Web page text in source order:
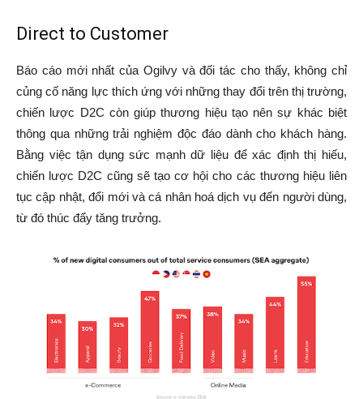
Direct to Customer
Báo cáo mới nhất của Ogilvy và đối tác cho thấy, không chỉ
củng cố năng lực thích ứng với những thay đổi trên thị trường,
chiến lược D2C còn giúp thương hiệu tạo nên sự khác biệt
thông qua những trải nghiệm độc đáo dành cho khách hàng.
Bằng việc tận dụng sức mạnh dữ liệu để xác định thị hiếu,
chiến lược D2C cũng sẽ tạo cơ hội cho các thương hiệu liên
tục cập nhật, đổi mới và cá nhân hoá dịch vụ đến người dùng,
từ đó thúc đẩy tăng trưởng.